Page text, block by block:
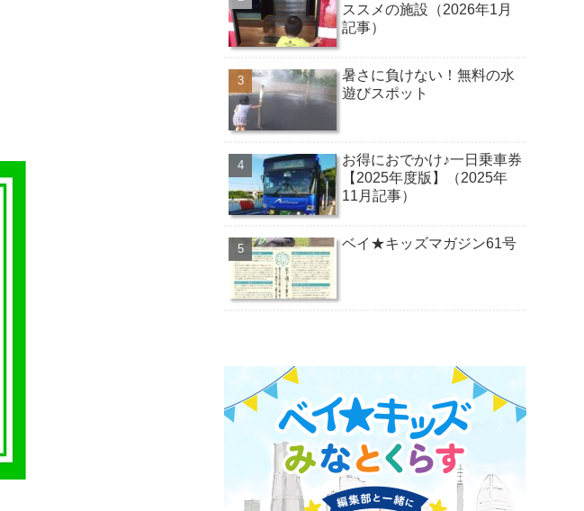
ススメの施設（2026年1月
記事）
暑さに負けない！無料の水
遊びスポット
お得におでかけ♪一日乗車券
【2025年度版】（2025年
11月記事）
ベイ★キッズマガジン61号